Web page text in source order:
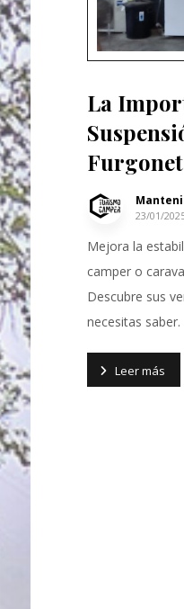
La
23/01/
Mejora la
camper o
Descubre sus
necesitas saber.
Leer más